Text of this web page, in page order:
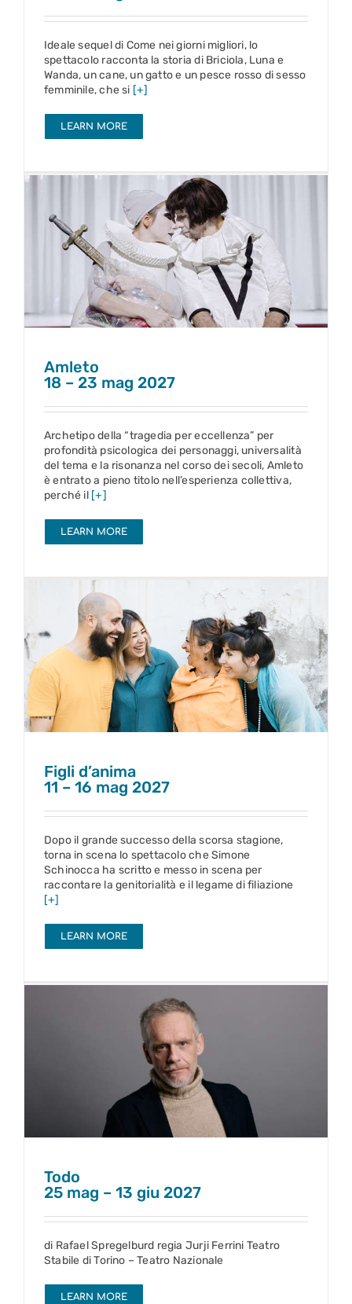
Ideale sequel di Come nei giorni migliori, lo
spettacolo racconta la storia di Briciola, Luna e
Wanda, un cane, un gatto e un pesce rosso di sesso
femminile, che si [+]
LEARN MORE
Amleto
18 – 23 mag 2027
Amleto
18 – 23 mag 2027
Archetipo della “tragedia per eccellenza” per
profondità psicologica dei personaggi, universalità
del tema e la risonanza nel corso dei secoli, Amleto
è entrato a pieno titolo nell’esperienza collettiva,
perché il [+]
LEARN MORE
Figli d’anima
11 – 16 mag 2027
Figli d’anima
11 – 16 mag 2027
Dopo il grande successo della scorsa stagione,
torna in scena lo spettacolo che Simone
Schinocca ha scritto e messo in scena per
raccontare la genitorialità e il legame di filiazione
[+]
LEARN MORE
Todo
25 mag – 13 giu 2027
Todo
25 mag – 13 giu 2027
di Rafael Spregelburd regia Jurji Ferrini Teatro
Stabile di Torino – Teatro Nazionale
LEARN MORE